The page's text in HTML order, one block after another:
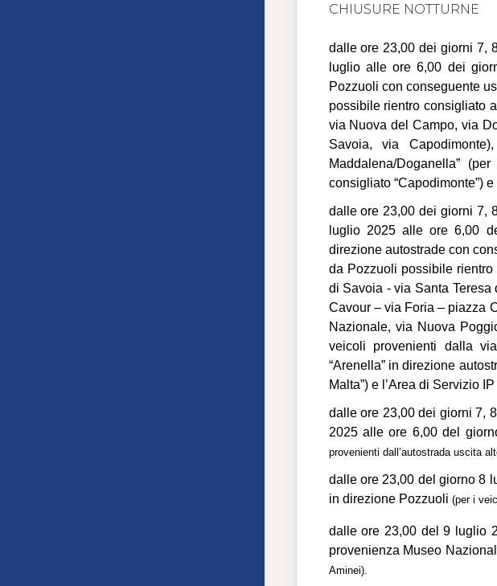
CHIUSURE NOTTURNE
dalle ore 23,00 dei giorni 7,
luglio alle ore 6,00 dei
Pozzuoli con conseguente
possibile rientro consigliato
via Nuova del Campo, via
Savoia, via
Maddalena/Doganella”
consigliato “Capodimonte”)
dalle ore 23,00 dei giorni 7,
luglio 2025 alle ore 6,00
direzione autostrade con
da Pozzuoli possibile rientro
di Savoia - via Santa
Cavour – via Foria – piazza
Nazionale, via Nuova
veicoli provenienti dalla
“Arenella” in direzione
Malta”) e l’Area di Servizio
dalle ore 23,00 dei giorni 7,
2025 alle ore 6,00 del
provenienti dall’autostrada uscita
dalle ore 23,00 del giorno 8
in direzione Pozzuoli (per i
dalle ore 23,00 del 9 luglio
provenienza Museo
Aminei).